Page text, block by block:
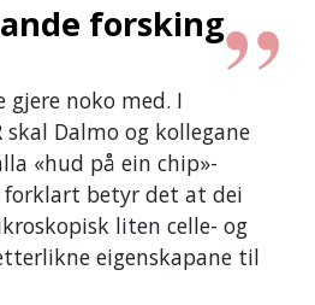
forsking
gjere noko med. I
skal Dalmo og kollegane
«hud på ein chip»-
forklart betyr det at dei
liten celle- og
eigenskapane til